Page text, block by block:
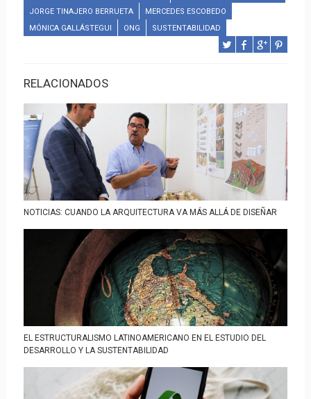
JORGE TINAJERO BERRUETA
MERCEDES ESCOBEDO
MÓNICA GALLÁSTEGUI
ONG SUSTENTABILIDAD
RELACIONADOS
NOTICIAS: CUANDO LA ARQUITECTURA VA MÁS ALLÁ DE DISEÑAR
EL ESTRUCTURALISMO LATINOAMERICANO EN EL ESTUDIO DEL
DESARROLLO Y LA SUSTENTABILIDAD